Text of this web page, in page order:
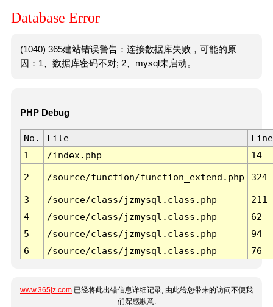
Database Error
(1040) 365建站错误警告：连接数据库失败，可能的原
因：1、数据库密码不对; 2、mysql未启动。
PHP Debug
No. File
Line
1
/index.php 14
2 /source/function/function_extend.php 324
3 /source/class/jzmysql.class.php
211
4
/source/class/jzmysql.class.php
62
5
/source/class/jzmysql.class.php
94
6
/source/class/jzmysql.class.php 76
www.365jz.com 已经将此出错信息详细记录, 由此给您带来的访问不便我
们深感歉意.